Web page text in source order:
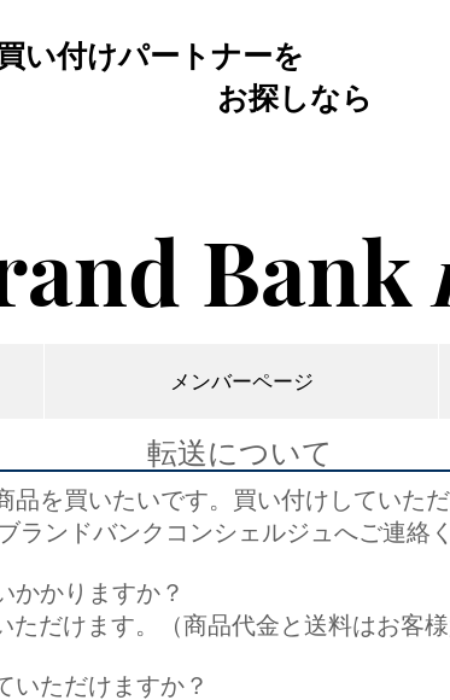
い付けパートナーを
お探しなら
Bank
メンバーページ
​転送について
を買いたいです。買い付けしていただ
ンドバンクコンシェルジュへご連絡く
かりますか？
だけます。（商品代金と送料はお客様
いただけますか？